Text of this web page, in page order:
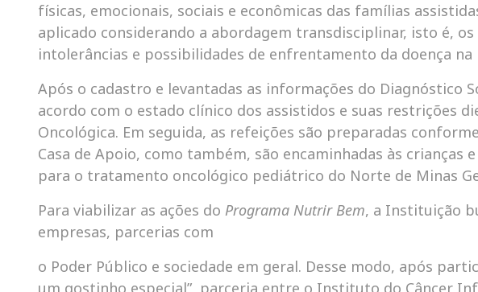
físicas, emocionais, sociais e econômicas das famílias
aplicado considerando a abordagem transdisciplinar, isto é,
intolerâncias e possibilidades de enfrentamento da doença
Após o cadastro e levantadas as informações do Diagnóstico
acordo com o estado clínico dos assistidos e suas restrições
Oncológica. Em seguida, as refeições são preparadas
Casa de Apoio, como também, são encaminhadas às
para o tratamento oncológico pediátrico do Norte de Minas
Para viabilizar as ações do Programa Nutrir Bem, a Instituição
empresas, parcerias com
o Poder Público e sociedade em geral. Desse modo, após
um gostinho especial”, parceria entre o Instituto do Câncer